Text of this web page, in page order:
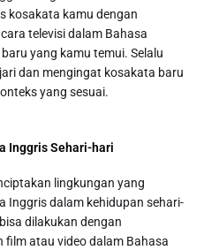
kosakata kamu dengan
televisi dalam Bahasa
yang kamu temui. Selalu
dan mengingat kosakata baru
yang sesuai.
Inggris Sehari-hari
lingkungan yang
Inggris dalam kehidupan sehari-
dilakukan dengan
film atau video dalam Bahasa